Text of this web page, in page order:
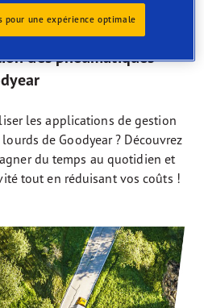
grâce aux
des pneumatiques
les applications de gestion
de Goodyear ? Découvrez
du temps au quotidien et
tout en réduisant vos coûts !
pour une expérience optimale